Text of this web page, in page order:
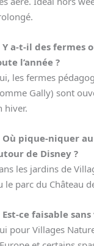
Y a-t-il des fermes
l’année ?
les fermes
Gally) sont
hiver.
Où pique-niquer
de Disney ?
les jardins de
le parc du Château
Est-ce faisable
pour Villages